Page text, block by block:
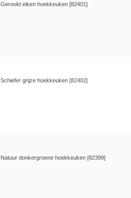
Gerookt eiken hoekkeuken [82401]
Schiefer grijze hoekkeuken [82402]
Natuur donkergroene hoekkeuken [82399]